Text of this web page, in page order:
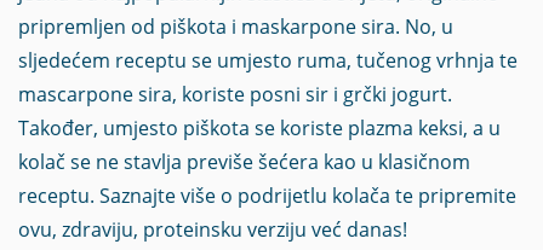
pripremljen od piškota i maskarpone sira. No, u
sljedećem receptu se umjesto ruma, tučenog vrhnja te
mascarpone sira, koriste posni sir i grčki jogurt.
Također, umjesto piškota se koriste plazma keksi, a u
kolač se ne stavlja previše šećera kao u klasičnom
receptu. Saznajte više o podrijetlu kolača te pripremite
ovu, zdraviju, proteinsku verziju već danas!